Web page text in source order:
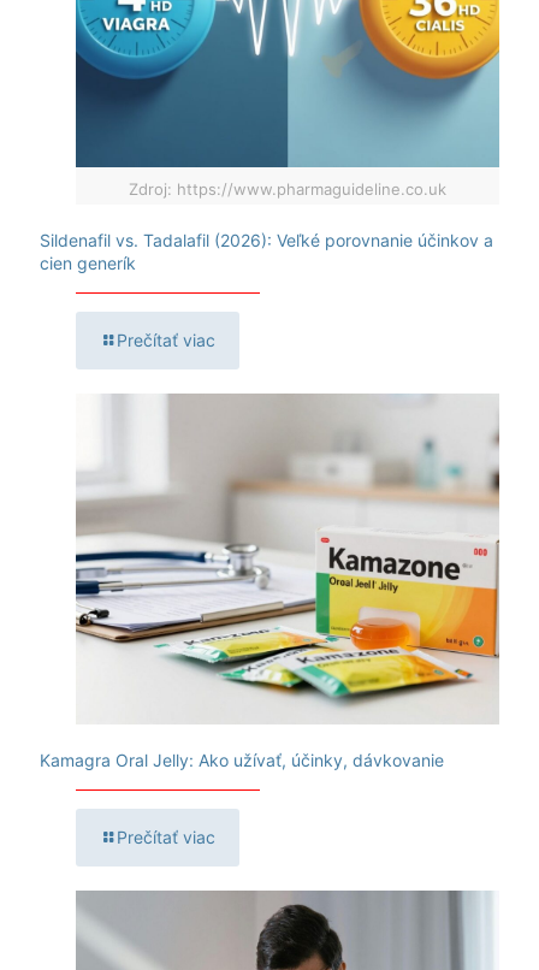
Zdroj: https://www.pharmaguideline.co.uk
Sildenafil vs. Tadalafil (2026): Veľké porovnanie účinkov a
cien generík
Prečítať viac
Kamagra Oral Jelly: Ako užívať, účinky, dávkovanie
Prečítať viac